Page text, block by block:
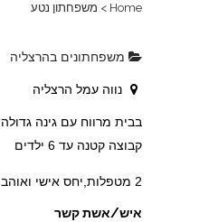
Home
> משפחתון נטע
משפחתונים בהרצליה
נווה עמל הרצליה
בבית מרווח עם גינה גדולה ,
קבוצה קטנה עד 6 ילדים
2 מטפלות,יחס אישי ואוהב.
איש/אשת קשר